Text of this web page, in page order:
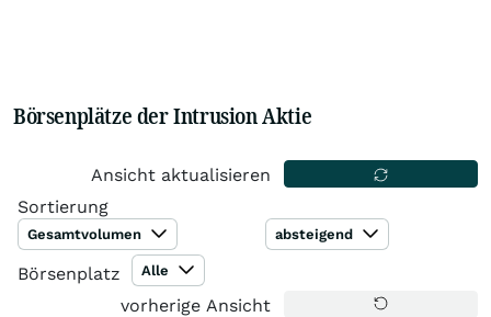
Börsenplätze der Intrusion Aktie
Ansicht aktualisieren
Sortierung
Gesamtvolumen absteigend
Börsenplatz Alle
vorherige Ansicht